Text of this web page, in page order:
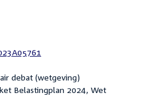
debat (wetgeving)
Belastingplan 2024, Wet